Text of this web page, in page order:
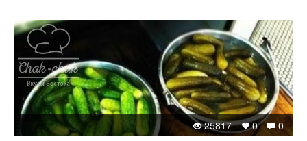
0
0
25817